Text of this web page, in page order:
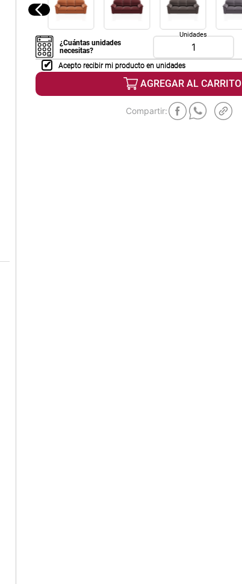
¿Cuántas unidades
necesitas?
Unidades
Acepto recibir mi producto en unidades
AGREGAR AL CARRITO